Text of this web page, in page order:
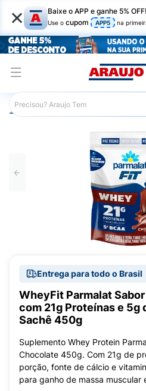
× Baixe o APP e ganhe 5% OFF!
Use o cupom APP5 na
Araujo Nutrição Saudável
Entrega para todo o Brasil
WheyFit Parmalat
com 21g Proteínas e 5g
Sachê 450g
Suplemento Whey Protein
Chocolate 450g. Com 21g de
porção, fonte de cálcio e
para ganho de massa